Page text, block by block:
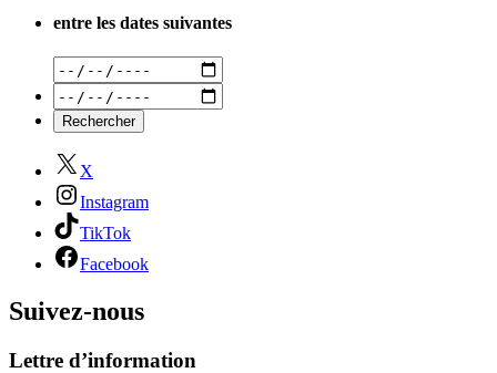
entre les dates suivantes
X
Instagram
TikTok
Facebook
Suivez-nous
Lettre d’information